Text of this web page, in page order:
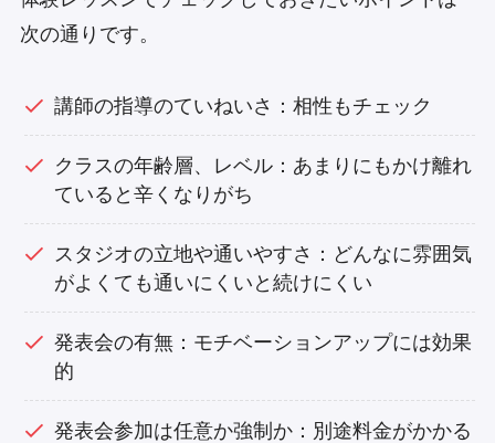
次の通りです。
講師の指導のていねいさ：相性もチェック
クラスの年齢層、レベル：あまりにもかけ離れ
ていると辛くなりがち
スタジオの立地や通いやすさ：どんなに雰囲気
がよくても通いにくいと続けにくい
発表会の有無：モチベーションアップには効果
的
発表会参加は任意か強制か：別途料金がかかる